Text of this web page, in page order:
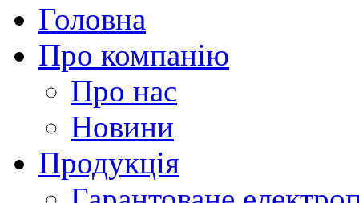
Головна
Про компанію
Про нас
Новини
Продукція